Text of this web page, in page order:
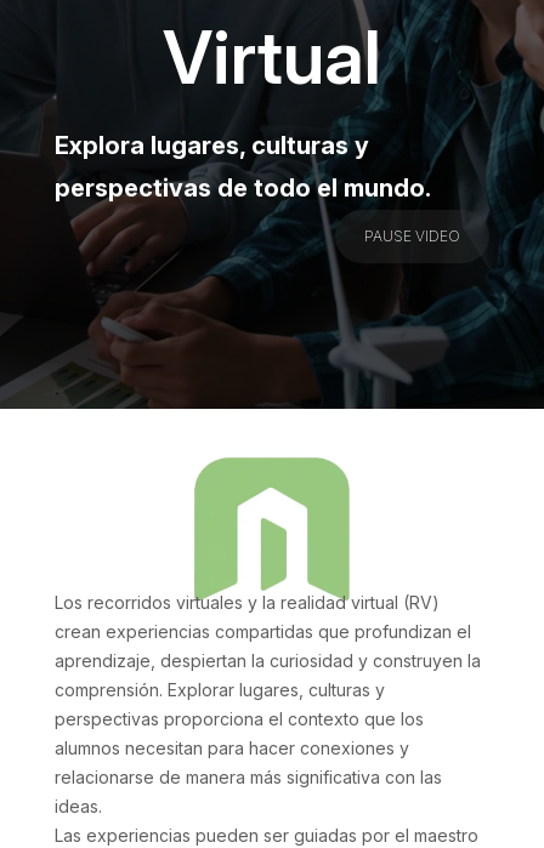
Virtual
Explora lugares, culturas y
perspectivas de todo el mundo.
PAUSE VIDEO
Los recorridos virtuales y la realidad virtual (RV)
crean experiencias compartidas que profundizan el
aprendizaje, despiertan la curiosidad y construyen la
comprensión. Explorar lugares, culturas y
perspectivas proporciona el contexto que los
alumnos necesitan para hacer conexiones y
relacionarse de manera más significativa con las
ideas.
Las experiencias pueden ser guiadas por el maestro